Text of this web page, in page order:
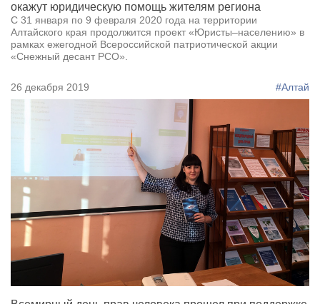
окажут юридическую помощь жителям региона
С 31 января по 9 февраля 2020 года на территории
Алтайского края продолжится проект «Юристы–населению» в
рамках ежегодной Всероссийской патриотической акции
«Снежный десант РСО».
26 декабря 2019 #Алтай